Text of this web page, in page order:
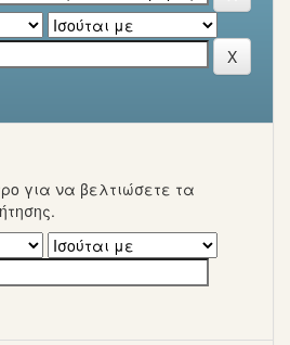
για να βελτιώσετε τα